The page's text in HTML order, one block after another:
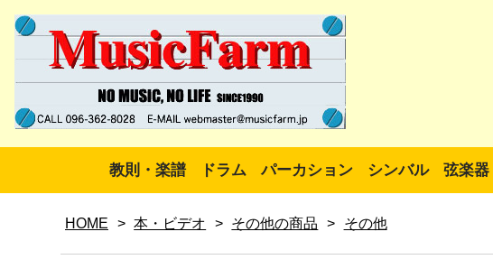
教則・楽譜 ドラム パーカション シンバル 弦楽器
HOME > 本・ビデオ > その他の商品 > その他